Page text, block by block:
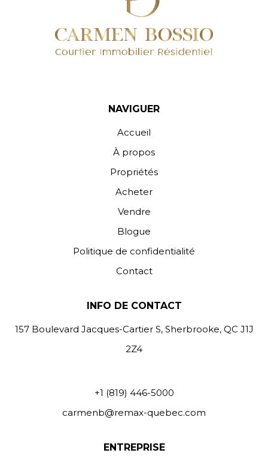
NAVIGUER
Accueil
À propos
Propriétés
Acheter
Vendre
Blogue
Politique de confidentialité
Contact
INFO DE CONTACT
157 Boulevard Jacques-Cartier S, Sherbrooke, QC J1J
2Z4
+1 (819) 446-5000
carmenb@remax-quebec.com
ENTREPRISE